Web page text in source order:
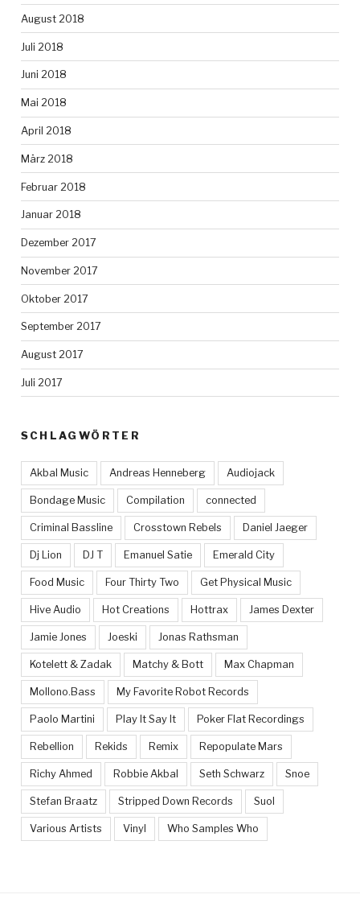
August 2018
Juli 2018
Juni 2018
Mai 2018
April 2018
März 2018
Februar 2018
Januar 2018
Dezember 2017
November 2017
Oktober 2017
September 2017
August 2017
Juli 2017
SCHLAGWÖRTER
Akbal Music Andreas Henneberg Audiojack
Bondage Music Compilation connected
Criminal Bassline Crosstown Rebels Daniel Jaeger
Dj Lion DJ T Emanuel Satie Emerald City
Food Music Four Thirty Two Get Physical Music
Hive Audio Hot Creations Hottrax James Dexter
Jamie Jones Joeski Jonas Rathsman
Kotelett & Zadak Matchy & Bott Max Chapman
Mollono.Bass My Favorite Robot Records
Paolo Martini Play It Say It Poker Flat Recordings
Rebellion Rekids Remix Repopulate Mars
Richy Ahmed Robbie Akbal Seth Schwarz Snoe
Stefan Braatz Stripped Down Records Suol
Various Artists Vinyl Who Samples Who